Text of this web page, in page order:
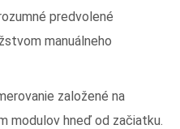
predvolené
manuálneho
založené na
modulov hneď od začiatku.